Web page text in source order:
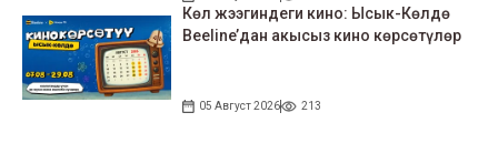
Көл жээгиндеги кино: Ысык-Көлдө
Beeline’дан акысыз кино көрсөтүлөр
05 Август 2026 213